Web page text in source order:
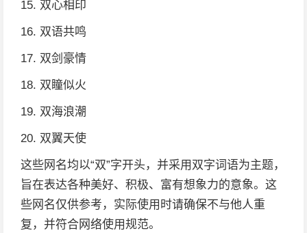
15. 双心相印
16. 双语共鸣
17. 双剑豪情
18. 双瞳似火
19. 双海浪潮
20. 双翼天使
这些网名均以“双”字开头，并采用双字词语为主题，
旨在表达各种美好、积极、富有想象力的意象。这
些网名仅供参考，实际使用时请确保不与他人重
复，并符合网络使用规范。